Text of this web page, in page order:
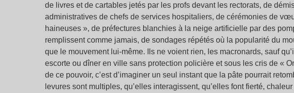
de livres et de cartables jetés par les profs devant les rectorats, de
administratives de chefs de services hospitaliers, de cérémonies de
haineuses », de préfectures blanchies à la neige artificielle par des
remplissent comme jamais, de sondages répétés où la popularité du
que le mouvement lui-même. Ils ne voient rien, les macronards, sauf
escorte ou dîner en ville sans protection policière et sous les cris de «
de ce pouvoir, c’est d’imaginer un seul instant que la pâte pourrait
levures sont multiples, qu’elles interagissent, qu’elles font fierté,